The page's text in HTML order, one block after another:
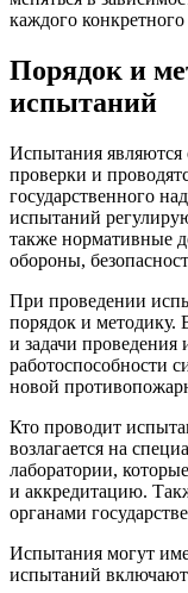
каждого конкретного
Порядок и
испытаний
Испытания являются
проверки и
государственного
испытаний
также нормативные
обороны,
При проведении
порядок и методику.
и задачи
работоспособности
новой
Кто проводит
возлагается на
лаборатории,
и аккредитацию.
органами
Испытания могут
испытаний